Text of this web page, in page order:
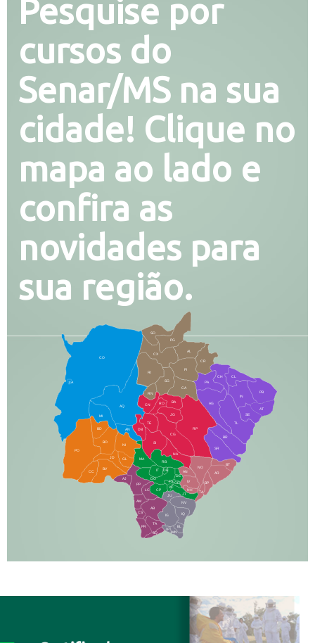
Pesquise por
cursos do
Senar/MS na sua
cidade! Clique no
mapa ao lado e
confira as
novidades para
sua região.
CO
AQ
MI
AN
CX
RI
AL
CR
FI
SG
BA
CA
PA
CH CL
PB
SE
TL
AG
BR
SR
BT
AR
RP
RO
JG
CG
SI
NA
TA
NH
JT
RB
MA
IT
DR
DO
CP
JU
NV
IQ
EL
BD
BO
NI
JD
PO
BV
CC
PP
AJ
LC
AM
AB
JP
DB
TE
CS
PR
TA
SQ
IG
MN
IN
NO
BP
RN
CN
GL
AN
IV
FS
VC
GD
DE
AT
PG
SO
LA